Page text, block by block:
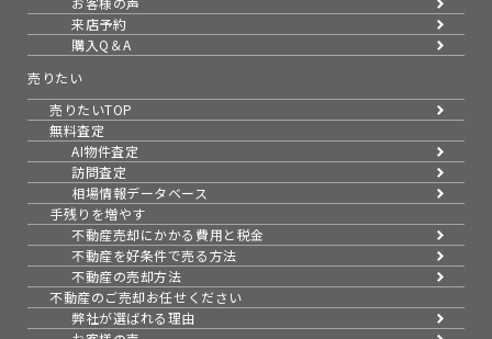
来店予約
購入Q＆A
売りたい
売りたいTOP
無料査定
AI物件査定
訪問査定
相場情報データベース
手残りを増やす
不動産売却にかかる費用と税金
不動産を好条件で売る方法
不動産の売却方法
不動産のご売却お任せください
弊社が選ばれる理由